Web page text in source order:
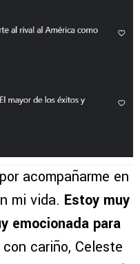
acompañarme en
mi vida. Estoy muy
emocionada para
cariño, Celeste